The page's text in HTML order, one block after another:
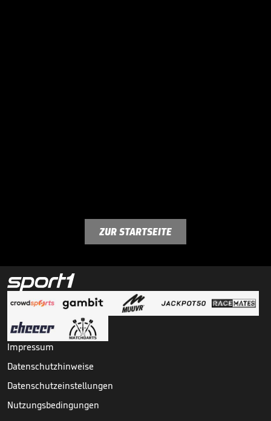
ZUR STARTSEITE
Impressum
Datenschutzhinweise
Datenschutzeinstellungen
Nutzungsbedingungen